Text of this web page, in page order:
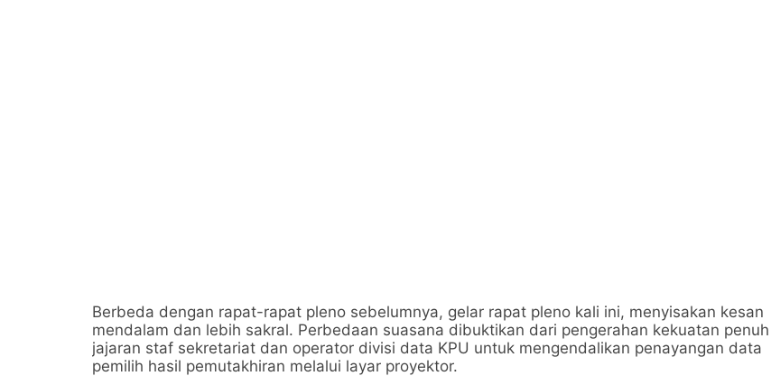
Berbeda dengan rapat-rapat pleno sebelumnya, gelar rapat pleno kali ini, menyisakan kesan
mendalam dan lebih sakral. Perbedaan suasana dibuktikan dari pengerahan kekuatan penuh
jajaran staf sekretariat dan operator divisi data KPU untuk mengendalikan penayangan data
pemilih hasil pemutakhiran melalui layar proyektor.